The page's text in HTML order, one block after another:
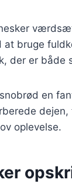
at bruge
der er både
en
oplevelse.